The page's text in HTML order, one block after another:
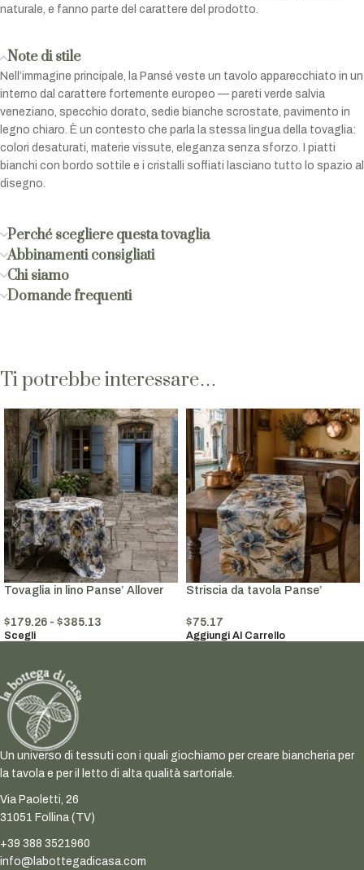
naturale, e fanno parte del carattere del prodotto.
Note di stile
Nell’immagine principale, la Pansé veste un tavolo apparecchiato in un
interno dal carattere fortemente europeo — pareti verde salvia
veneziano, specchio dorato, sedie bianche scrostate, pavimento in
legno chiaro. È un contesto che parla la stessa lingua della tovaglia:
colori desaturati, materie vissute, eleganza senza sforzo. I piatti
bianchi con bordo sottile e i cristalli soffiati lasciano tutto lo spazio al
disegno.
Perché scegliere questa tovaglia
Abbinamenti consigliati
Chi siamo
Domande frequenti
Ti potrebbe interessare…
Tovaglia in lino Panse’ Allover
$179.26 - $385.13
Scegli
Striscia da tavola Panse’
$75.17
Aggiungi Al Carrello
Un universo di tessuti con i quali giochiamo per creare biancheria per
la tavola e per il letto di alta qualità sartoriale.
Via Paoletti, 26
31051 Follina (TV)
+39 388 3521960
info@labottegadicasa.com